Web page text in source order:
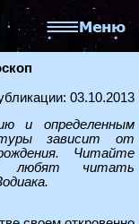
03.10.2013
и определенным
зависит от
Читайте
любят читать